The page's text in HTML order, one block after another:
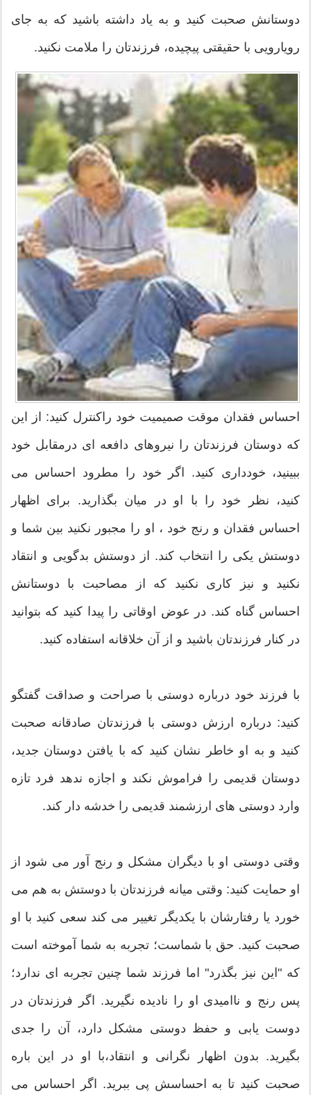
دوستانش صحبت کنید و به یاد داشته باشید که به جای
رویارویی با حقیقتی پیچیده، فرزندتان را ملامت نکنید.
احساس فقدان موقت صمیمیت خود راکنترل کنید: از این
که دوستان فرزندتان را نیروهای دافعه ای درمقابل خود
ببینید، خودداری کنید. اگر خود را مطرود احساس می
کنید، نظر خود را با او در میان بگذارید. برای اظهار
احساس فقدان و رنج خود ، او را مجبور نکنید بین شما و
دوستش یکی را انتخاب کند. از دوستش بدگویی و انتقاد
نکنید و نیز کاری نکنید که از مصاحبت با دوستانش
احساس گناه کند. در عوض اوقاتی را پیدا کنید که بتوانید
در کنار فرزندتان باشید و از آن خلاقانه استفاده کنید.
با فرزند خود درباره دوستی با صراحت و صداقت گفتگو
کنید: درباره ارزش دوستی با فرزندتان صادقانه صحبت
کنید و به او خاطر نشان کنید که با یافتن دوستان جدید،
دوستان قدیمی را فراموش نکند و اجازه ندهد فرد تازه
وارد دوستی های ارزشمند قدیمی را خدشه دار کند.
وقتی دوستی او با دیگران مشکل و رنج آور می شود از
او حمایت کنید: وقتی میانه فرزندتان با دوستش به هم می
خورد یا رفتارشان با یکدیگر تغییر می کند سعی کنید با او
صحبت کنید. حق با شماست؛ تجربه به شما آموخته است
که "این نیز بگذرد" اما فرزند شما چنین تجربه ای ندارد؛
پس رنج و ناامیدی او را نادیده نگیرید. اگر فرزندتان در
دوست یابی و حفظ دوستی مشکل دارد، آن را جدی
بگیرید. بدون اظهار نگرانی و انتقاد،با او در این باره
صحبت کنید تا به احساسش پی ببرید. اگر احساس می